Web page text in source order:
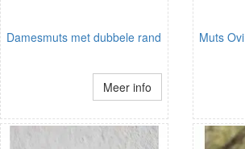
Damesmuts met dubbele rand
Meer info
Muts Ovi